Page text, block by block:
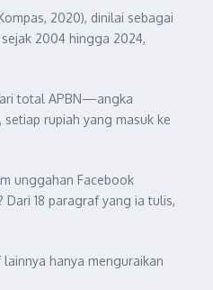
2020), dinilai sebagai
2004 hingga 2024,
total APBN—angka
rupiah yang masuk ke
unggahan Facebook
18 paragraf yang ia tulis,
hanya menguraikan